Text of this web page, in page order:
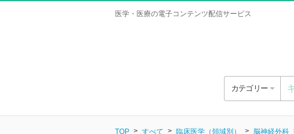
医学・医療の電子コンテンツ配信サービス
カテゴリー
TOP すべて 臨床医学（領域別） 脳神経外科